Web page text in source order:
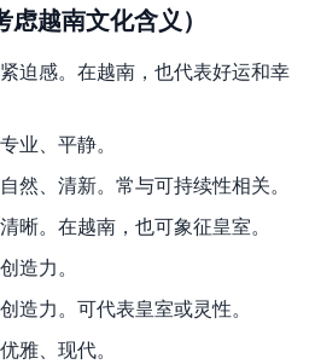
越南文化含义）
迫感。在越南，也代表好运和幸
业、平静。
然、清新。常与可持续性相关。
晰。在越南，也可象征皇室。
造力。
造力。可代表皇室或灵性。
雅、现代。